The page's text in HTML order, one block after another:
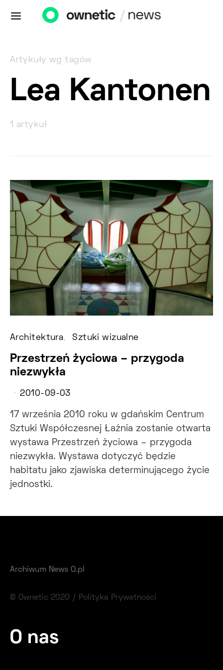
Artykuły wg tagów
Lea Kantonen
1 artykuł
Architektura Sztuki wizualne
Przestrzeń życiowa – przygoda
niezwykła
2010-09-03
17 września 2010 roku w gdańskim Centrum
Sztuki Współczesnej Łaźnia zostanie otwarta
wystawa Przestrzeń życiowa – przygoda
niezwykła. Wystawa dotyczyć będzie
habitatu jako zjawiska determinującego życie
jednostki.
Archiwum News O.pl
© Ownetic 2020 / Polityka Prywatności
O nas